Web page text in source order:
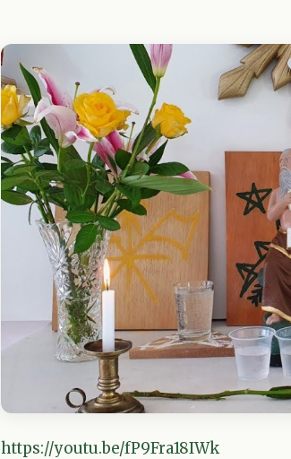
https://youtu.be/fP9Fra18IWk